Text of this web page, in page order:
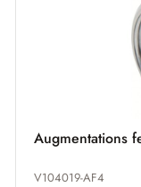
Augmentations
V104019-AF4